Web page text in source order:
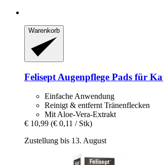
Warenkorb
Felisept Augenpflege Pads für
Einfache Anwendung
Reinigt & entfernt Tränenflecken
Mit Aloe-Vera-Extrakt
€ 10,99 (€ 0,11 / Stk)
Zustellung bis 13. August